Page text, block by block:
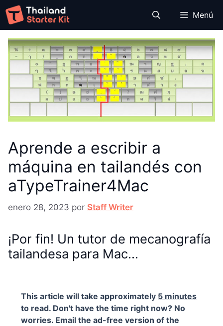
Saltar
al
contenido
Menú
Aprende a escribir a
máquina en tailandés con
aTypeTrainer4Mac
enero 28, 2023 por Staff Writer
¡Por fin! Un tutor de mecanografía
tailandesa para Mac…
This article will take approximately 5 minutes
to read. Don't have the time right now? No
worries. Email the ad-free version of the